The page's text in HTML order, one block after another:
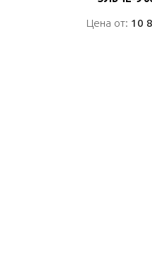
Цена от: 10
Цена от: 10